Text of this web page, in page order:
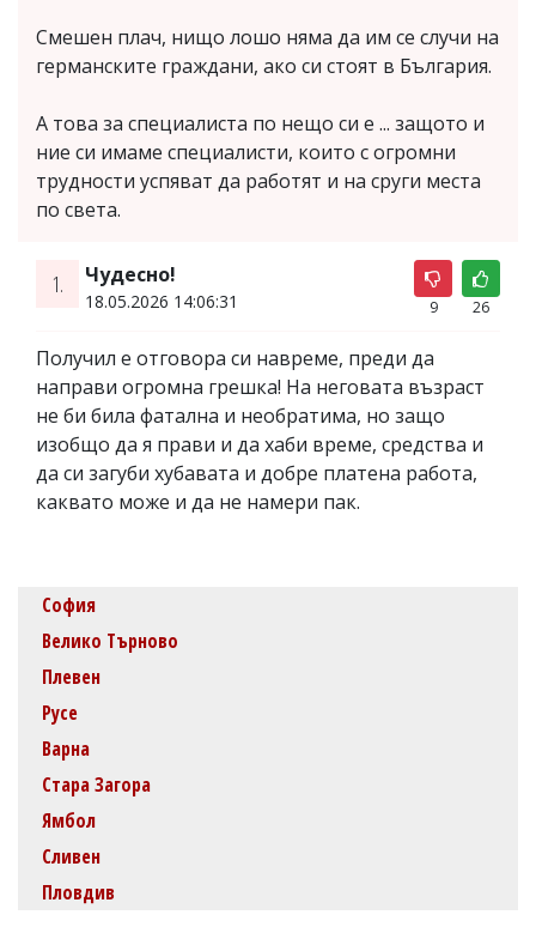
Смешен плач, нищо лошо няма да им се случи на
германските граждани, ако си стоят в България.
А това за специалиста по нещо си е ... защото и
ние си имаме специалисти, които с огромни
трудности успяват да работят и на сруги места
по света.
1. Чудесно!
18.05.2026 14:06:31 9 26
Получил е отговора си навреме, преди да
направи огромна грешка! На неговата възраст
не би била фатална и необратима, но защо
изобщо да я прави и да хаби време, средства и
да си загуби хубавата и добре платена работа,
каквато може и да не намери пак.
София
Велико Търново
Плевен
Русе
Варна
Стара Загора
Ямбол
Сливен
Пловдив